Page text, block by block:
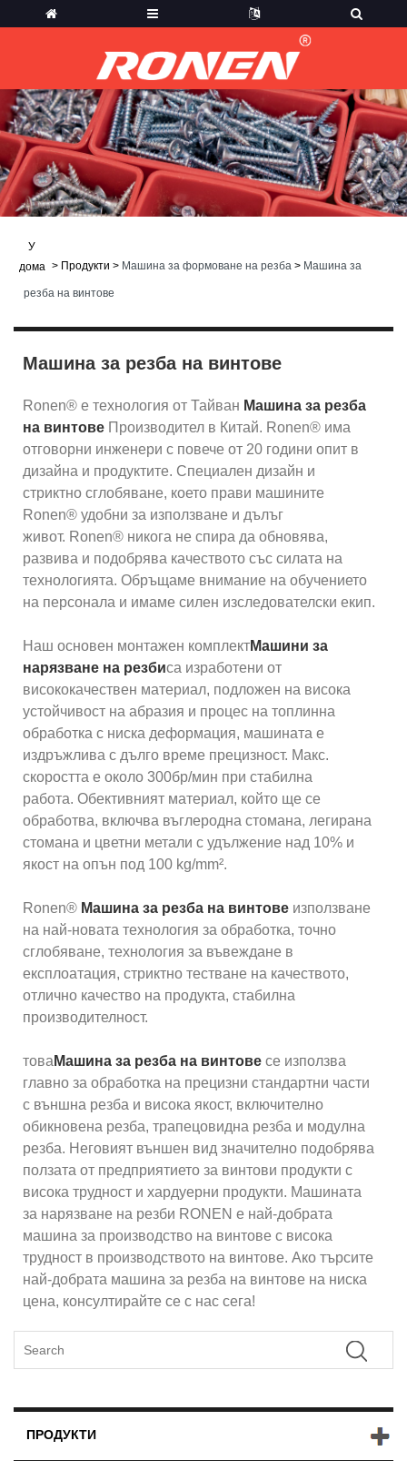
У
дома > Продукти > Машина за формоване на резба > Машина за
резба на винтове
Машина за резба на винтове
Ronen® е технология от Тайван Машина за резба
на винтове Производител в Китай. Ronen® има
отговорни инженери с повече от 20 години опит в
дизайна и продуктите. Специален дизайн и
стриктно сглобяване, което прави машините
Ronen® удобни за използване и дълъг
живот. Ronen® никога не спира да обновява,
развива и подобрява качеството със силата на
технологията. Обръщаме внимание на обучението
на персонала и имаме силен изследователски екип.
Наш основен монтажен комплектМашини за
нарязване на резбиса изработени от
висококачествен материал, подложен на висока
устойчивост на абразия и процес на топлинна
обработка с ниска деформация, машината е
издръжлива с дълго време прецизност. Макс.
скоростта е около 300бр/мин при стабилна
работа. Обективният материал, който ще се
обработва, включва въглеродна стомана, легирана
стомана и цветни метали с удължение над 10% и
якост на опън под 100 kg/mm².
Ronen® Машина за резба на винтове използване
на най-новата технология за обработка, точно
сглобяване, технология за въвеждане в
експлоатация, стриктно тестване на качеството,
отлично качество на продукта, стабилна
производителност.
това Машина за резба на винтове се използва
главно за обработка на прецизни стандартни части
с външна резба и висока якост, включително
обикновена резба, трапецовидна резба и модулна
резба. Неговият външен вид значително подобрява
ползата от предприятието за винтови продукти с
висока трудност и хардуерни продукти. Машината
за нарязване на резби RONEN е най-добрата
машина за производство на винтове с висока
трудност в производството на винтове. Ако търсите
най-добрата машина за резба на винтове на ниска
цена, консултирайте се с нас сега!
ПРОДУКТИ